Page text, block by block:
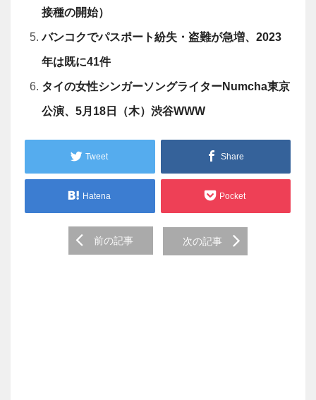
接種の開始）
バンコクでパスポート紛失・盗難が急増、2023
年は既に41件
タイの女性シンガーソングライターNumcha東京
公演、5月18日（木）渋谷WWW
Tweet Share
Hatena Pocket
navigation
前の記事 次の記事